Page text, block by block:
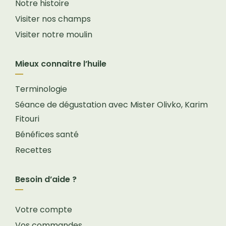
Notre histoire
Visiter nos champs
Visiter notre moulin
Mieux connaitre l’huile
Terminologie
Séance de dégustation avec Mister Olivko, Karim
Fitouri
Bénéfices santé
Recettes
Besoin d’aide ?
Votre compte